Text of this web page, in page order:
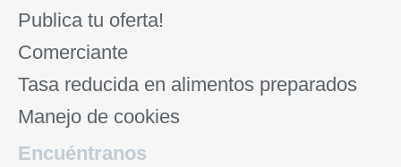
Publica tu oferta!
Comerciante
Tasa reducida en alimentos preparados
Manejo de cookies
Encuéntranos